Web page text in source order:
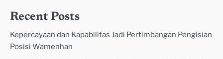
Recent Posts
Kepercayaan dan Kapabilitas Jadi Pertimbangan Pengisian
Posisi Wamenhan